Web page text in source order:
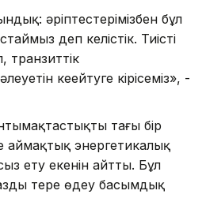
әріптестерімізбен бұл
деп келістік. Тиісті
транзиттік
кеңейтуге кірісеміз», -
тағы бір
аймақтық энергетикалық
ету екенін айтты. Бұл
терең өңдеу басымдық